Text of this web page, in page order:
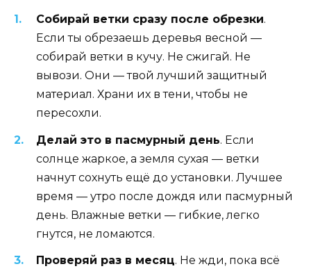
Собирай ветки сразу после обрезки.
Если ты обрезаешь деревья весной —
собирай ветки в кучу. Не сжигай. Не
вывози. Они — твой лучший защитный
материал. Храни их в тени, чтобы не
пересохли.
Делай это в пасмурный день. Если
солнце жаркое, а земля сухая — ветки
начнут сохнуть ещё до установки. Лучшее
время — утро после дождя или пасмурный
день. Влажные ветки — гибкие, легко
гнутся, не ломаются.
Проверяй раз в месяц. Не жди, пока всё